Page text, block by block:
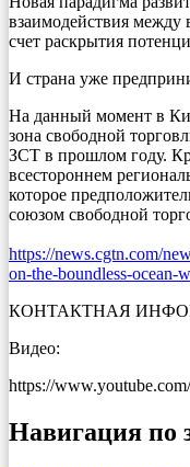
взаимодействия
счет раскрытия
И страна уже
На данный момент в
зона свободной
ЗСТ в прошлом году.
всестороннем
которое
союзом свободной
https://news.cgtn.com/
on-the-boundless-
КОНТАКТНАЯ
Видео:
https://
Навигация по